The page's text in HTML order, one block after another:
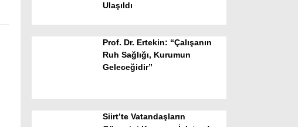
Instagram
Ulaşıldı
Prof. Dr. Ertekin: “Çalışanın
Ruh Sağlığı, Kurumun
Geleceğidir”
Siirt’te Vatandaşların